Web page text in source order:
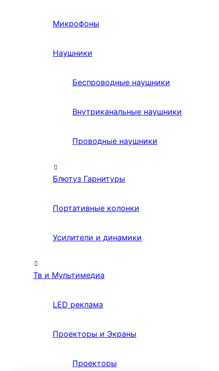
Микрофоны
Наушники
Беспроводные наушники
Внутриканальные наушники
Проводные наушники
Блютуз Гарнитуры
Портативные колонки
Усилители и динамики
Тв и Мультимедиа
LED реклама
Проекторы и Экраны
Проекторы